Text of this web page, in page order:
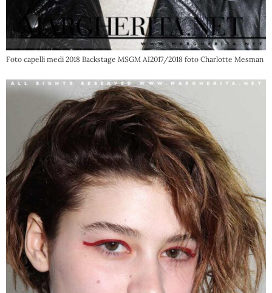
Foto capelli medi 2018 Backstage MSGM AI2017/2018 foto Charlotte Mesman